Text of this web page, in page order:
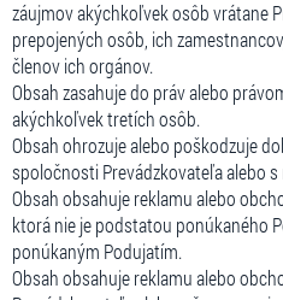
záujmov akýchkoľvek osôb vrátane
prepojených osôb, ich
členov ich orgánov.
Obsah zasahuje do práv alebo
akýchkoľvek tretích osôb.
Obsah ohrozuje alebo poškodzuje
spoločnosti Prevádzkovateľa alebo
Obsah obsahuje reklamu alebo
ktorá nie je podstatou ponúkaného
ponúkaným Podujatím.
Obsah obsahuje reklamu alebo